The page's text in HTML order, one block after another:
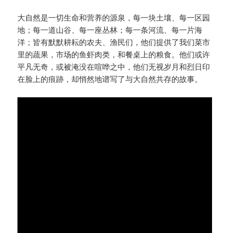
大自然是一切生命和营养的源泉，每一块土壤、每一区园
地；每一道山谷、每一座丛林；每一条河流、每一片海
洋；皆有默默耕耘的农夫、渔民们，他们提供了我们菜市
里的蔬果，市场的鱼虾肉类，和餐桌上的粮食。他们或许
平凡无奇，或被淹没在喧哗之中，他们无视岁月和烈日印
在脸上的痕跡，却悄然地谱写了与大自然共存的故事。